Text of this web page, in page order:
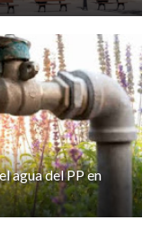
agua del PP en